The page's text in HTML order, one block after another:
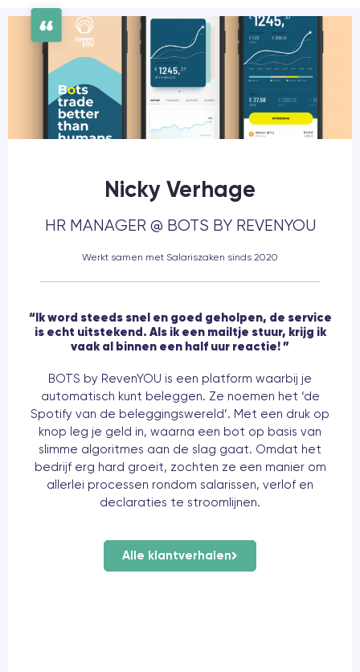
Nicky Verhage
HR MANAGER @ BOTS BY REVENYOU
Werkt samen met Salariszaken sinds 2020
“Ik word steeds snel en goed geholpen, de service
is echt uitstekend. Als ik een mailtje stuur, krijg ik
vaak al binnen een half uur reactie! ”
BOTS by RevenYOU is een platform waarbij je
automatisch kunt beleggen. Ze noemen het ‘de
Spotify van de beleggingswereld’. Met een druk op
knop leg je geld in, waarna een bot op basis van
slimme algoritmes aan de slag gaat. Omdat het
bedrijf erg hard groeit, zochten ze een manier om
allerlei processen rondom salarissen, verlof en
declaraties te stroomlijnen.
Alle klantverhalen